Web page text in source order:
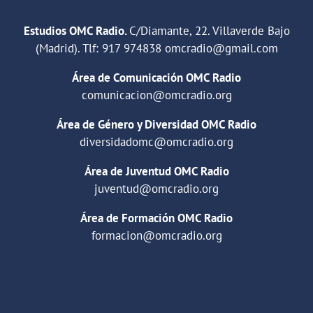
Estudios OMC Radio.C/Diamante, 22. Villaverde Bajo
(Madrid). Tlf: 917 974838 omcradio@gmail.com
Área de Comunicación OMC Radio
comunicacion@omcradio.org
Área de Género y Diversidad OMC Radio
diversidadomc@omcradio.org
Área de Juventud OMC Radio
juventud@omcradio.org
Área de Formación OMC Radio
formacion@omcradio.org